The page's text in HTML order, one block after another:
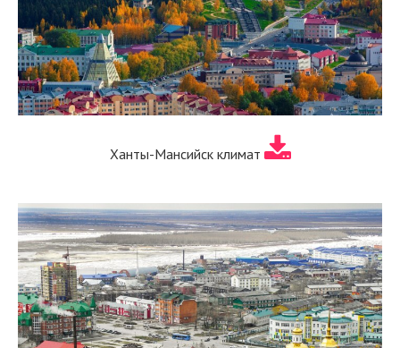
Ханты-Мансийск климат